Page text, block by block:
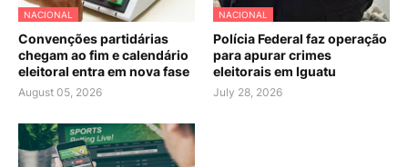
NACIONAL
Convenções partidárias
chegam ao fim e calendário
eleitoral entra em nova fase
August 05, 2026
NACIONAL
Polícia Federal faz operação
para apurar crimes
eleitorais em Iguatu
July 28, 2026